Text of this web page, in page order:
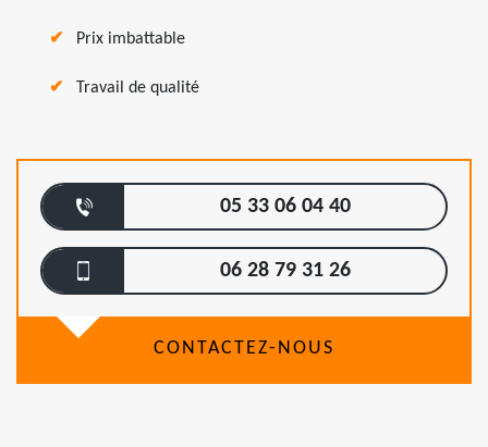
Prix imbattable
Travail de qualité
05 33 06 04 40
06 28 79 31 26
CONTACTEZ-NOUS